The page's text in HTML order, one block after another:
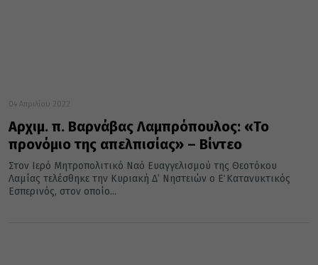
04 Απριλίου 2022
Αρχιμ. π. Βαρνάβας Λαμπρόπουλος: «Το
προνόμιο της απελπισίας» – Βίντεο
Στον Ιερό Μητροπολιτικό Ναό Ευαγγελισμού της Θεοτόκου
Λαμίας τελέσθηκε την Κυριακή Δ’ Νηστειών ο Ε΄ Κατανυκτικός
Εσπερινός, στον οποίο...